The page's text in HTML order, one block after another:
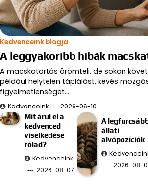
Kedvenceink blogja
A leggyakoribb hibák
A macskatartás örömteli, de sokan
például helytelen táplálást, kevés
figyelmetlenséget…
Kedvenceink
2026-06-10
Mit árul el a
kedvenced
viselkedése
rólad?
Kedvenceink
2026-08-07
A
állati
alvópozíciók
2026-08-